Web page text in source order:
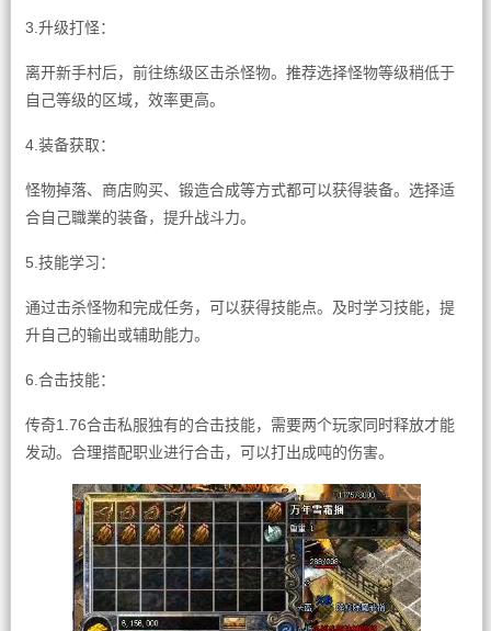
3.升级打怪：
离开新手村后，前往练级区击杀怪物。推荐选择怪物等级稍低于
自己等级的区域，效率更高。
4.装备获取：
怪物掉落、商店购买、锻造合成等方式都可以获得装备。选择适
合自己職業的装备，提升战斗力。
5.技能学习：
通过击杀怪物和完成任务，可以获得技能点。及时学习技能，提
升自己的输出或辅助能力。
6.合击技能：
传奇1.76合击私服独有的合击技能，需要两个玩家同时释放才能
发动。合理搭配职业进行合击，可以打出成吨的伤害。